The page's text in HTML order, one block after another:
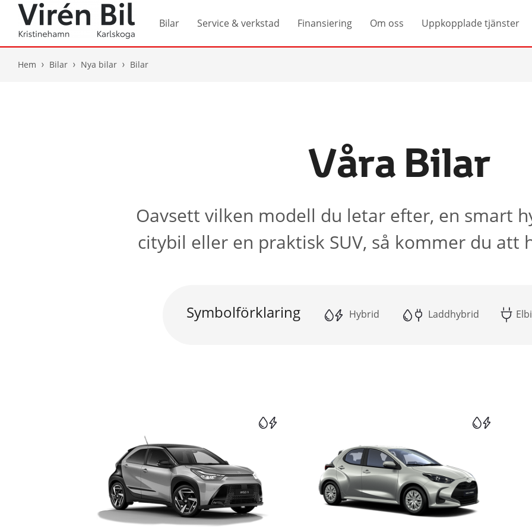
Bilar Service & verkstad Finansiering Om oss Uppkopplade tjänster
Hem Bilar Nya bilar Bilar
Våra Bilar
Oavsett vilken modell du letar efter, en smart
citybil eller en praktisk SUV, så kommer du att
Symbolförklaring Hybrid Laddhybrid